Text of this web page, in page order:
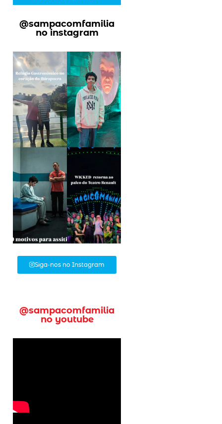
@sampacomfamilia
no instagram
Siga-nos no Instagram
@sampacomfamilia
no youtube